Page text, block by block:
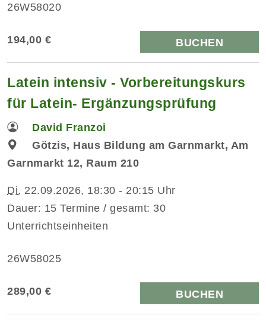
26W58020
194,00 € BUCHEN
Latein intensiv - Vorbereitungskurs
für Latein- Ergänzungsprüfung
David Franzoi
Götzis, Haus Bildung am Garnmarkt, Am
Garnmarkt 12, Raum 210
Di. 22.09.2026, 18:30 - 20:15 Uhr
Dauer: 15 Termine / gesamt: 30
Unterrichtseinheiten
26W58025
289,00 € BUCHEN